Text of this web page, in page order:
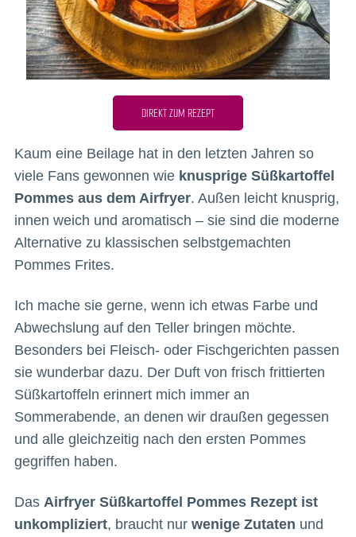
DIREKT ZUM REZEPT
Kaum eine Beilage hat in den letzten Jahren so
viele Fans gewonnen wie knusprige Süßkartoffel
Pommes aus dem Airfryer. Außen leicht knusprig,
innen weich und aromatisch – sie sind die moderne
Alternative zu klassischen selbstgemachten
Pommes Frites.
Ich mache sie gerne, wenn ich etwas Farbe und
Abwechslung auf den Teller bringen möchte.
Besonders bei Fleisch- oder Fischgerichten passen
sie wunderbar dazu. Der Duft von frisch frittierten
Süßkartoffeln erinnert mich immer an
Sommerabende, an denen wir draußen gegessen
und alle gleichzeitig nach den ersten Pommes
gegriffen haben.
Das Airfryer Süßkartoffel Pommes Rezept ist
unkompliziert, braucht nur wenige Zutaten und